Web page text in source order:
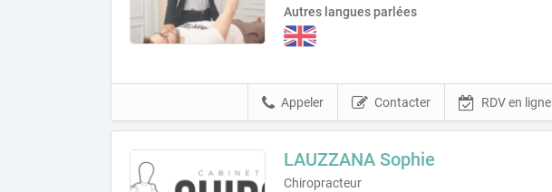
Autres langues parlées
RDV en ligne
Contacter
Appeler
LAUZZANA Sophie
Chiropracteur